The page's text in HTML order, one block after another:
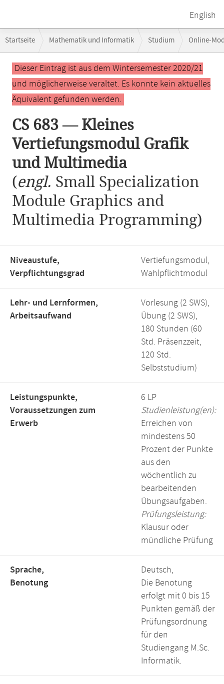
English
Navigation
Startseite Mathematik und Informatik Studium Online-
CS 683 — Kleines Vertiefungsmodul Grafik und Multimedia
Hauptinhalt
Dieser Eintrag ist aus dem Wintersemester 2020/21
und möglicherweise veraltet. Es konnte kein aktuelles
Äquivalent gefunden werden.
CS 683 — Kleines
Vertiefungsmodul Grafik
und Multimedia
(engl. Small Specialization
Module Graphics and
Multimedia Programming)
Niveaustufe,
Verpflichtungsgrad
Vertiefungsmodul,
Wahlpflichtmodul
Lehr- und Lernformen,
Arbeitsaufwand
Vorlesung (2 SWS),
Übung (2 SWS),
180 Stunden (60
Std. Präsenzzeit,
120 Std.
Selbststudium)
Leistungspunkte,
Voraussetzungen zum
Erwerb
6 LP
Studienleistung(en):
Erreichen von
mindestens 50
Prozent der Punkte
aus den
wöchentlich zu
bearbeitenden
Übungsaufgaben.
Prüfungsleistung:
Klausur oder
mündliche Prüfung
Sprache,
Benotung
Deutsch,
Die Benotung
erfolgt mit 0 bis 15
Punkten gemäß der
Prüfungsordnung
für den
Studiengang M.Sc.
Informatik.